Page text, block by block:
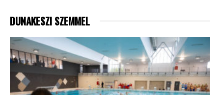
DUNAKESZI SZEMMEL